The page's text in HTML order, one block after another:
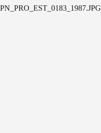
PN_PRO_EST_0183_1987.JPG